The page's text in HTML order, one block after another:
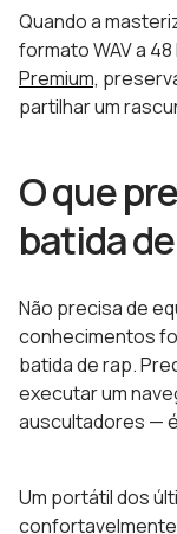
Quando a
formato WAV a
Premium,
partilhar um
O que
batida
Não precisa de
conhecimentos
batida de rap.
executar um
auscultadores —
Um portátil dos